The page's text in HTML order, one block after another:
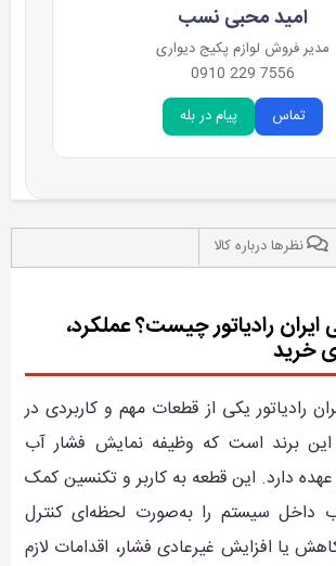
امید محبی نسب
مدیر فروش لوازم پکیج دیواری
7556 229 0910
تماس
پیام در بله
نظرها درباره کالا
ایران رادیاتور چیست؟ عملکرد،
خرید
رادیاتور یکی از قطعات مهم و کاربردی در
این برند است که وظیفه نمایش فشار آب
عهده دارد. این قطعه به کاربر و تکنسین کمک
داخل سیستم را به‌صورت لحظه‌ای کنترل
یا افزایش غیرعادی فشار، اقدامات لازم